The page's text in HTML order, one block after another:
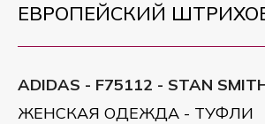
ЕВРОПЕЙСКИЙ
ADIDAS - F75112 - STAN
ЖЕНСКАЯ ОДЕЖДА - ТУФЛИ